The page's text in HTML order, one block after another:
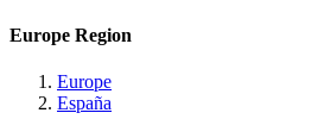
Europe Region
Europe
España